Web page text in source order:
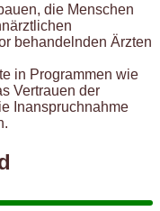
die Menschen
behandelnden Ärzten
in Programmen wie
Vertrauen der
Inanspruchnahme